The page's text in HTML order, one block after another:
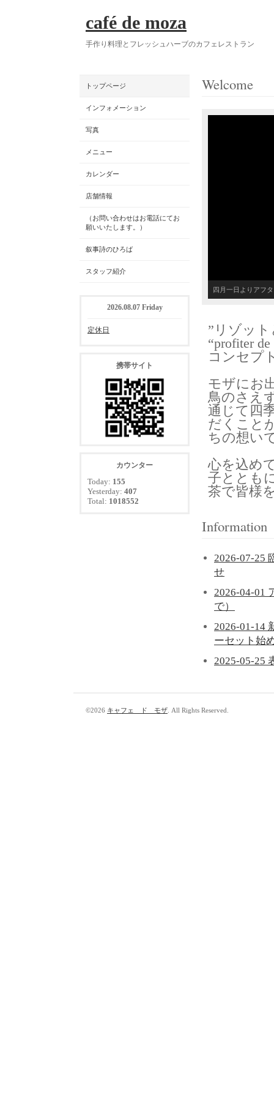
café de moza
手作り料理とフレッシュハーブのカフェレストラン
Welcome
四月一日よりアフ
”リゾッ
“profiter de
コンセプ
モザにお
鳥のさえ
通じて四
だくこと
ちの想い
心を込め
子ととも
茶で皆様
Information
2026-07-25
せ
2026-04-01
で）
2026-01-14
ーセット始
2025-05-25
トップページ
インフォメーション
写真
メニュー
カレンダー
店舗情報
（お問い合わせはお電話にてお
願いいたします。）
叙事詩のひろば
スタッフ紹介
2026.08.07 Friday
定休日
携帯サイト
カウンター
Today: 155
Yesterday: 407
Total: 1018552
©2026 キャフェ ド モザ . All Rights Reserved.